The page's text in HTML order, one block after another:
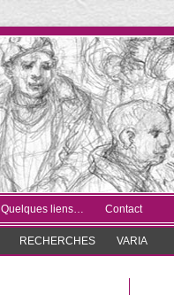
Quelques liens… Contact
RECHERCHES VARIA